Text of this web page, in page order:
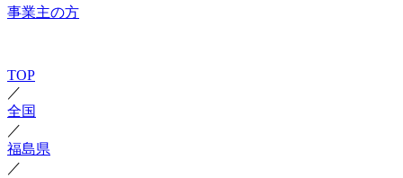
事業主の方
TOP
／
全国
／
福島県
／